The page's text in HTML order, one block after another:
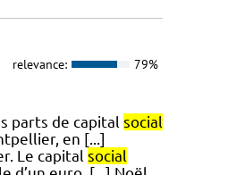
relevance: 79%
parts de capital social
en [...]
Le capital social